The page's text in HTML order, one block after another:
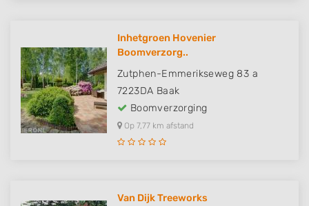
Inhetgroen Hovenier
Boomverzorg..
Zutphen-Emmerikseweg 83 a
7223DA Baak
Boomverzorging
Op 7,77 km afstand
Van Dijk Treeworks